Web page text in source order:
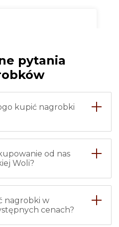
w
czas, nie
pytania
kupić nagrobki
od nas
Woli?
nagrobki w
cenach?